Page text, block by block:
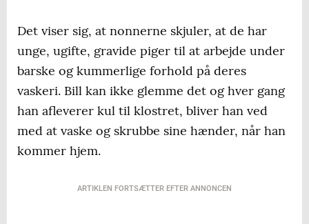
Det viser sig, at nonnerne skjuler, at de har
unge, ugifte, gravide piger til at arbejde under
barske og kummerlige forhold på deres
vaskeri. Bill kan ikke glemme det og hver gang
han afleverer kul til klostret, bliver han ved
med at vaske og skrubbe sine hænder, når han
kommer hjem.
ARTIKLEN FORTSÆTTER EFTER ANNONCEN